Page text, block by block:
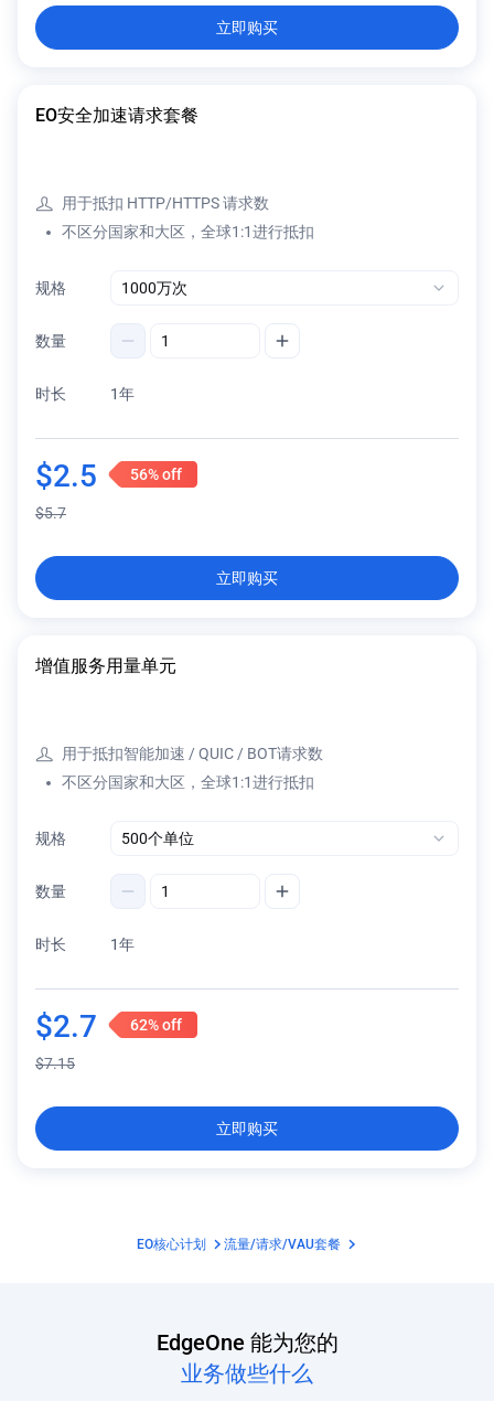
立即购买
EO安全加速请求套餐
用于抵扣 HTTP/HTTPS 请求数
不区分国家和大区，全球1:1进行抵扣
规格
数量
时长 1年
$2.5 56%off
$5.7
立即购买
增值服务用量单元
用于抵扣智能加速 / QUIC / BOT请求数
不区分国家和大区，全球1:1进行抵扣
规格
数量
时长 1年
$2.7 62%off
$7.15
立即购买
EO核心计划 流量/请求/VAU套餐
EdgeOne 能为您的
业务做些什么